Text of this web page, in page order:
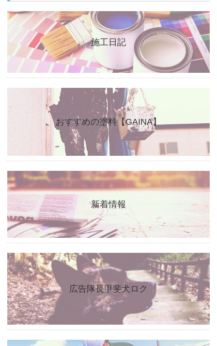
施工日記
おすすめの塗料【GAINA】
新着情報
広告隊長甲斐犬ロク